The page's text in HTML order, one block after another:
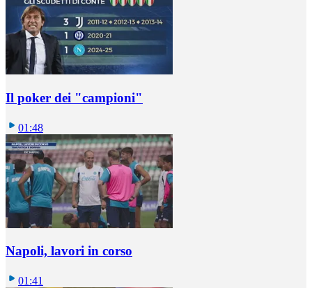
Il poker dei "campioni"
01:48
Napoli, lavori in corso
01:41